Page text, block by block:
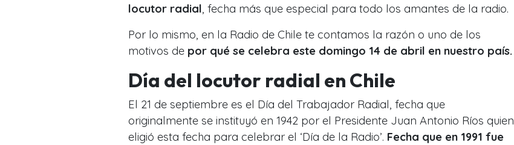
locutor radial , fecha más que especial para todo los amantes de la radio.
Por lo mismo, en la Radio de Chile te contamos la razón o uno de los
motivos de por qué se celebra este domingo 14 de abril en nuestro país.
Día del locutor radial en Chile
El 21 de septiembre es el Día del Trabajador Radial, fecha que
originalmente se instituyó en 1942 por el Presidente Juan Antonio Ríos quien
eligió esta fecha para celebrar el ‘Día de la Radio’. Fecha que en 1991 fue